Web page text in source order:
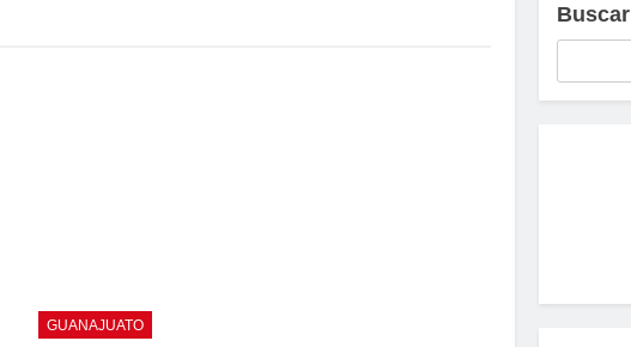
GUANAJUATO
Buscar